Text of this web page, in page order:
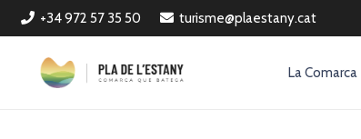
+34 972 57 35 50 turisme@plaestany.cat
La Comarca